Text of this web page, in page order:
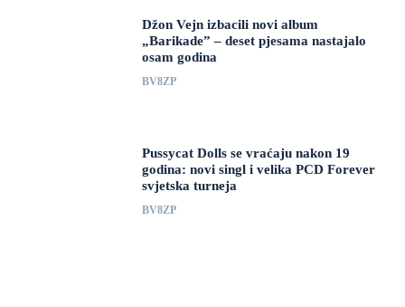
Džon Vejn izbacili novi album
„Barikade” – deset pjesama nastajalo
osam godina
BV8ZP
Pussycat Dolls se vraćaju nakon 19
godina: novi singl i velika PCD Forever
svjetska turneja
BV8ZP